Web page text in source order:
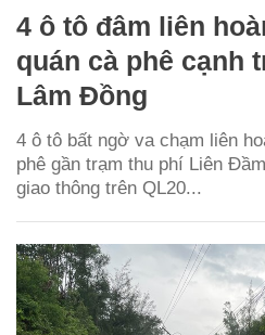
4 ô tô đâm liên
quán cà phê cạnh
Lâm Đồng
4 ô tô bất ngờ va chạm liên
phê gần trạm thu phí Liên
giao thông trên QL20...